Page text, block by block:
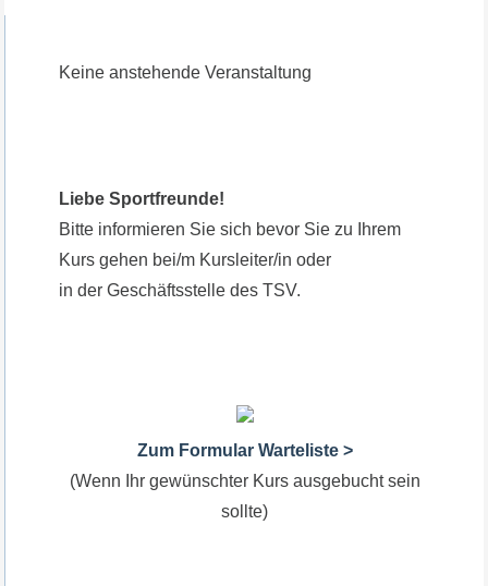
Keine anstehende Veranstaltung
Liebe Sportfreunde!
Bitte informieren Sie sich bevor Sie zu Ihrem
Kurs gehen bei/m Kursleiter/in oder
in der Geschäftsstelle des TSV.
Zum Formular Warteliste >
(Wenn Ihr gewünschter Kurs ausgebucht sein
sollte)